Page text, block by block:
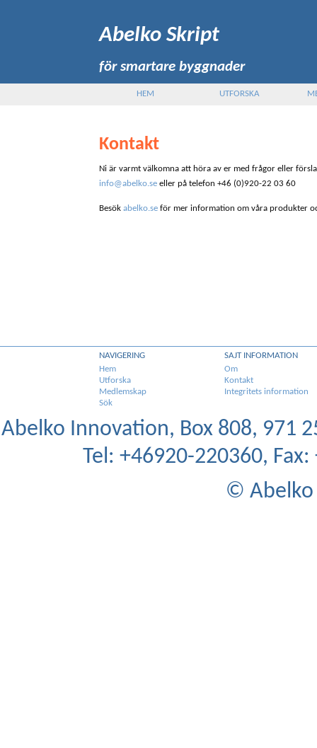
Abelko Skript
för smartare byggnader
HEM UTFORSKA
Kontakt
Ni är varmt välkomna att höra av er med frågor eller
info@abelko.se eller på telefon +46 (0)920-22 03 60
Besök abelko.se för mer information om våra produkter
NAVIGERING
Hem
Utforska
Medlemskap
Sök
SAJT INFORMATION
Om
Kontakt
Integritets information
Abelko Innovation, Box 808, 971
Tel: +46920-220360,
© Abelko